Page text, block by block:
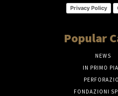
Privacy Policy
Popular
NEWS
IN PRIMO
FONDAZIONI